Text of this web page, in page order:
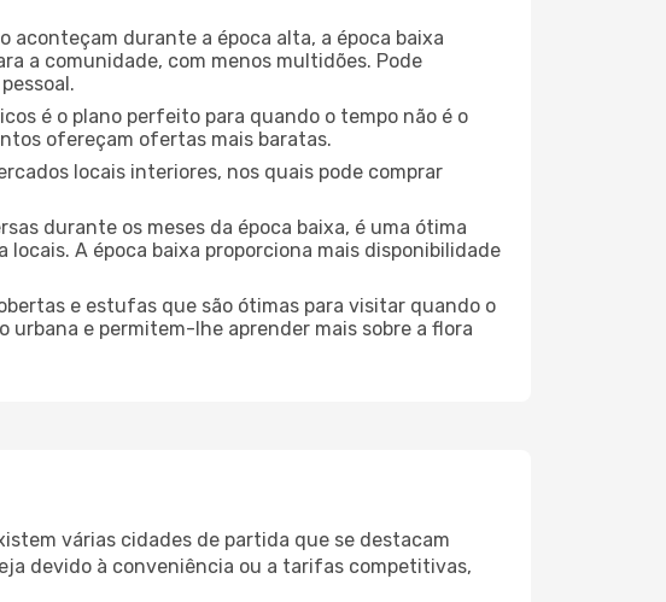
aconteçam durante a época alta, a época baixa
a comunidade, com menos multidões. Pode
é o plano perfeito para quando o tempo não é o
ofereçam ofertas mais baratas.
locais interiores, nos quais pode comprar
durante os meses da época baixa, é uma ótima
A época baixa proporciona mais disponibilidade
e estufas que são ótimas para visitar quando o
e permitem-lhe aprender mais sobre a flora
várias cidades de partida que se destacam
devido à conveniência ou a tarifas competitivas,